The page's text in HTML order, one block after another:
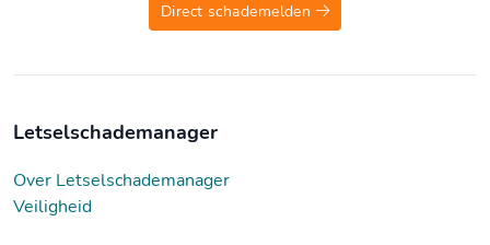
Direct schademelden
Letselschademanager
Over Letselschademanager
Veiligheid